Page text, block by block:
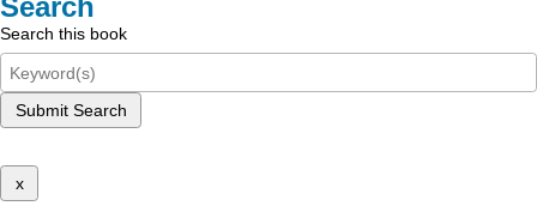
Search
Search this book
Submit Search
x